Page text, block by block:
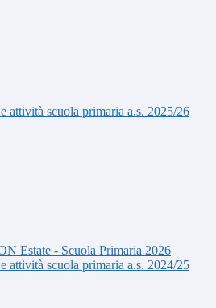
attività scuola primaria a.s. 2025/26
Estate - Scuola Primaria 2026
attività scuola primaria a.s. 2024/25